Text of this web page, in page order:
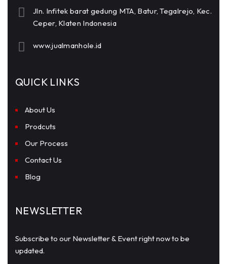
Jln. Infitek barat gedung MTA, Batur, Tegalrejo, Kec.
Ceper, Klaten Indonesia
www.jualmanhole.id
QUICK LINKS
About Us
Prodcuts
Our Process
Contact Us
Blog
NEWSLETTER
Subscribe to our Newsletter & Event right now to be
updated.